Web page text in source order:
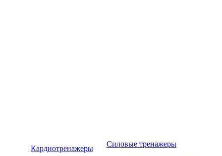
Кардиотренажеры
Силовые тренажеры